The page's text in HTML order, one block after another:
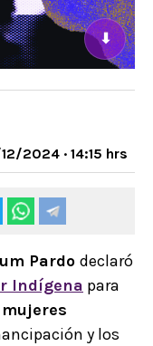
⬇
2024 · 14:15 hrs
Pardo declaró
Indígena para
mujeres
y los